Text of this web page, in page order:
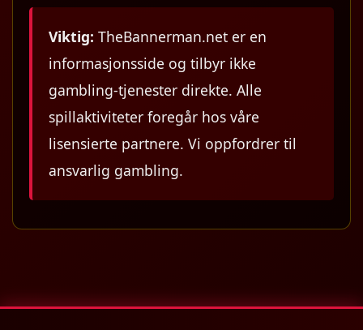
Viktig: TheBannerman.net er en
informasjonsside og tilbyr ikke
gambling-tjenester direkte. Alle
spillaktiviteter foregår hos våre
lisensierte partnere. Vi oppfordrer til
ansvarlig gambling.